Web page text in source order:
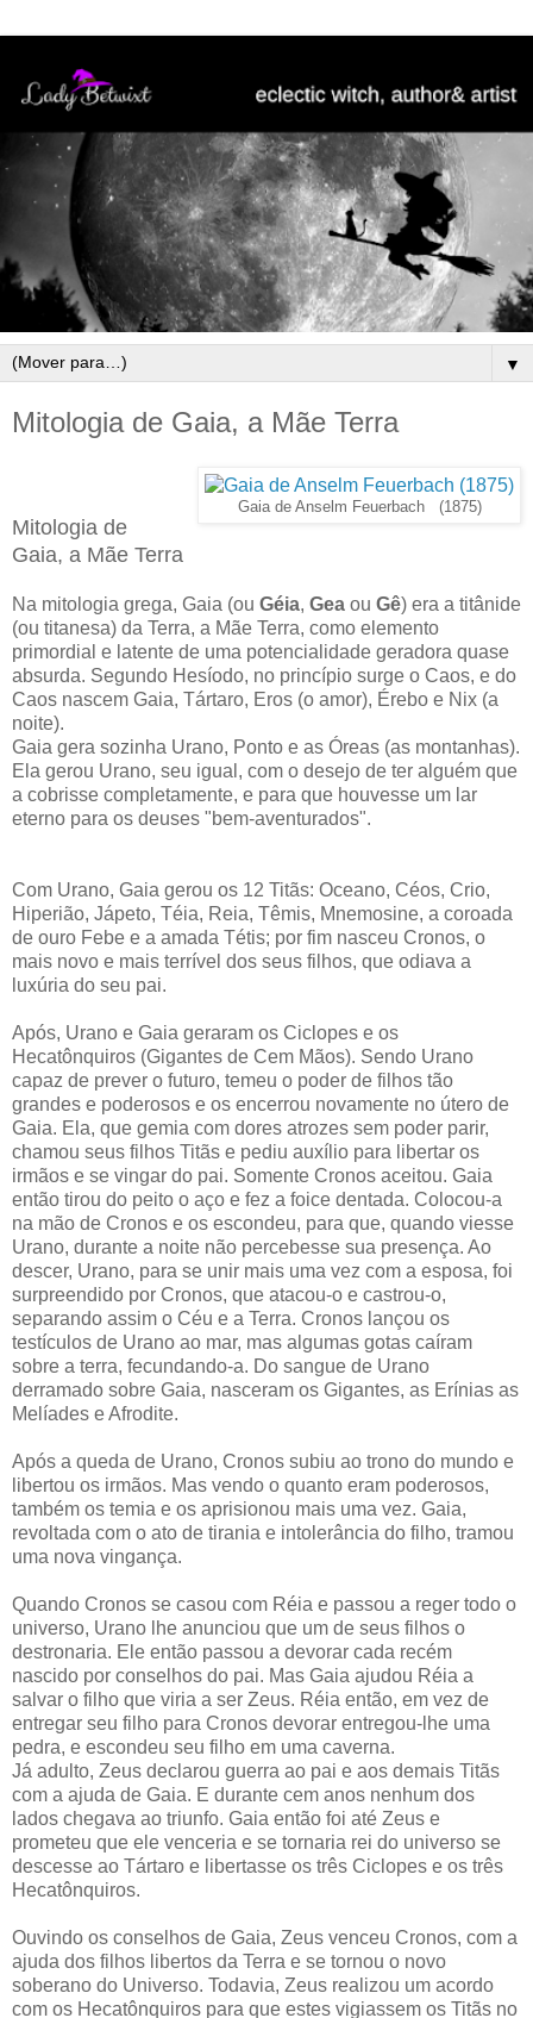
▼
Mitologia de Gaia, a Mãe Terra
Gaia de Anselm Feuerbach (1875)
Mitologia de
Gaia, a Mãe Terra
Na mitologia grega, Gaia (ou Géia, Gea ou Gê) era a titânide
(ou titanesa) da Terra, a Mãe Terra, como elemento
primordial e latente de uma potencialidade geradora quase
absurda. Segundo Hesíodo, no princípio surge o Caos, e do
Caos nascem Gaia, Tártaro, Eros (o amor), Érebo e Nix (a
noite).
Gaia gera sozinha Urano, Ponto e as Óreas (as montanhas).
Ela gerou Urano, seu igual, com o desejo de ter alguém que
a cobrisse completamente, e para que houvesse um lar
eterno para os deuses "bem-aventurados".
Com Urano, Gaia gerou os 12 Titãs: Oceano, Céos, Crio,
Hiperião, Jápeto, Téia, Reia, Têmis, Mnemosine, a coroada
de ouro Febe e a amada Tétis; por fim nasceu Cronos, o
mais novo e mais terrível dos seus filhos, que odiava a
luxúria do seu pai.
Após, Urano e Gaia geraram os Ciclopes e os
Hecatônquiros (Gigantes de Cem Mãos). Sendo Urano
capaz de prever o futuro, temeu o poder de filhos tão
grandes e poderosos e os encerrou novamente no útero de
Gaia. Ela, que gemia com dores atrozes sem poder parir,
chamou seus filhos Titãs e pediu auxílio para libertar os
irmãos e se vingar do pai. Somente Cronos aceitou. Gaia
então tirou do peito o aço e fez a foice dentada. Colocou-a
na mão de Cronos e os escondeu, para que, quando viesse
Urano, durante a noite não percebesse sua presença. Ao
descer, Urano, para se unir mais uma vez com a esposa, foi
surpreendido por Cronos, que atacou-o e castrou-o,
separando assim o Céu e a Terra. Cronos lançou os
testículos de Urano ao mar, mas algumas gotas caíram
sobre a terra, fecundando-a. Do sangue de Urano
derramado sobre Gaia, nasceram os Gigantes, as Erínias as
Melíades e Afrodite.
Após a queda de Urano, Cronos subiu ao trono do mundo e
libertou os irmãos. Mas vendo o quanto eram poderosos,
também os temia e os aprisionou mais uma vez. Gaia,
revoltada com o ato de tirania e intolerância do filho, tramou
uma nova vingança.
Quando Cronos se casou com Réia e passou a reger todo o
universo, Urano lhe anunciou que um de seus filhos o
destronaria. Ele então passou a devorar cada recém
nascido por conselhos do pai. Mas Gaia ajudou Réia a
salvar o filho que viria a ser Zeus. Réia então, em vez de
entregar seu filho para Cronos devorar entregou-lhe uma
pedra, e escondeu seu filho em uma caverna.
Já adulto, Zeus declarou guerra ao pai e aos demais Titãs
com a ajuda de Gaia. E durante cem anos nenhum dos
lados chegava ao triunfo. Gaia então foi até Zeus e
prometeu que ele venceria e se tornaria rei do universo se
descesse ao Tártaro e libertasse os três Ciclopes e os três
Hecatônquiros.
Ouvindo os conselhos de Gaia, Zeus venceu Cronos, com a
ajuda dos filhos libertos da Terra e se tornou o novo
soberano do Universo. Todavia, Zeus realizou um acordo
com os Hecatônquiros para que estes vigiassem os Titãs no